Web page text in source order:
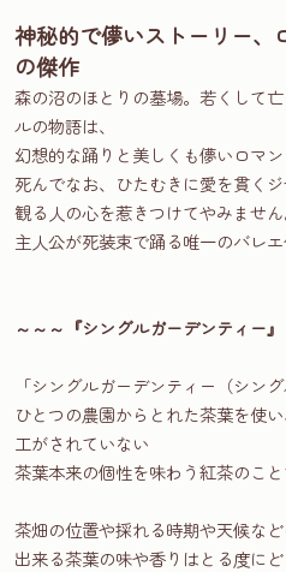
神秘的で儚いストーリー、
の傑作
森の沼のほとりの墓場。若くして
ルの物語は、
幻想的な踊りと美しくも儚いロマ
死んでなお、ひたむきに愛を貫く
観る人の心を惹きつけてやみません
主人公が死装束で踊る唯一のバレエ
～～～『シングルガーデンティー
「シングルガーデンティー（シン
ひとつの農園からとれた茶葉を使
工がされていない
茶葉本来の個性を味わう紅茶のこと
茶畑の位置や採れる時期や天候など
出来る茶葉の味や香りはとる度に